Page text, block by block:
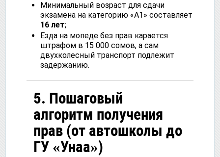
Минимальный возраст для сдачи
экзамена на категорию «А1» составляет
16 лет;
Езда на мопеде без прав карается
штрафом в 15 000 сомов, а сам
двухколесный транспорт подлежит
задержанию.
5. Пошаговый
алгоритм получения
прав (от автошколы до
ГУ «Унаа»)